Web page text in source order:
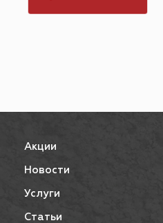
Акции
Новости
Услуги
Статьи